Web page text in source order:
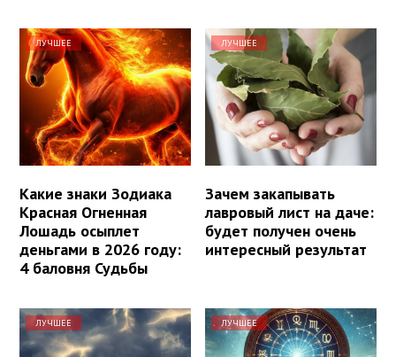
ЛУЧШЕЕ
Какие знаки Зодиака
Красная Огненная
Лошадь осыплет
деньгами в 2026 году:
4 баловня Судьбы
ЛУЧШЕЕ
Зачем закапывать
лавровый лист на даче:
будет получен очень
интересный результат
ЛУЧШЕЕ ЛУЧШЕЕ